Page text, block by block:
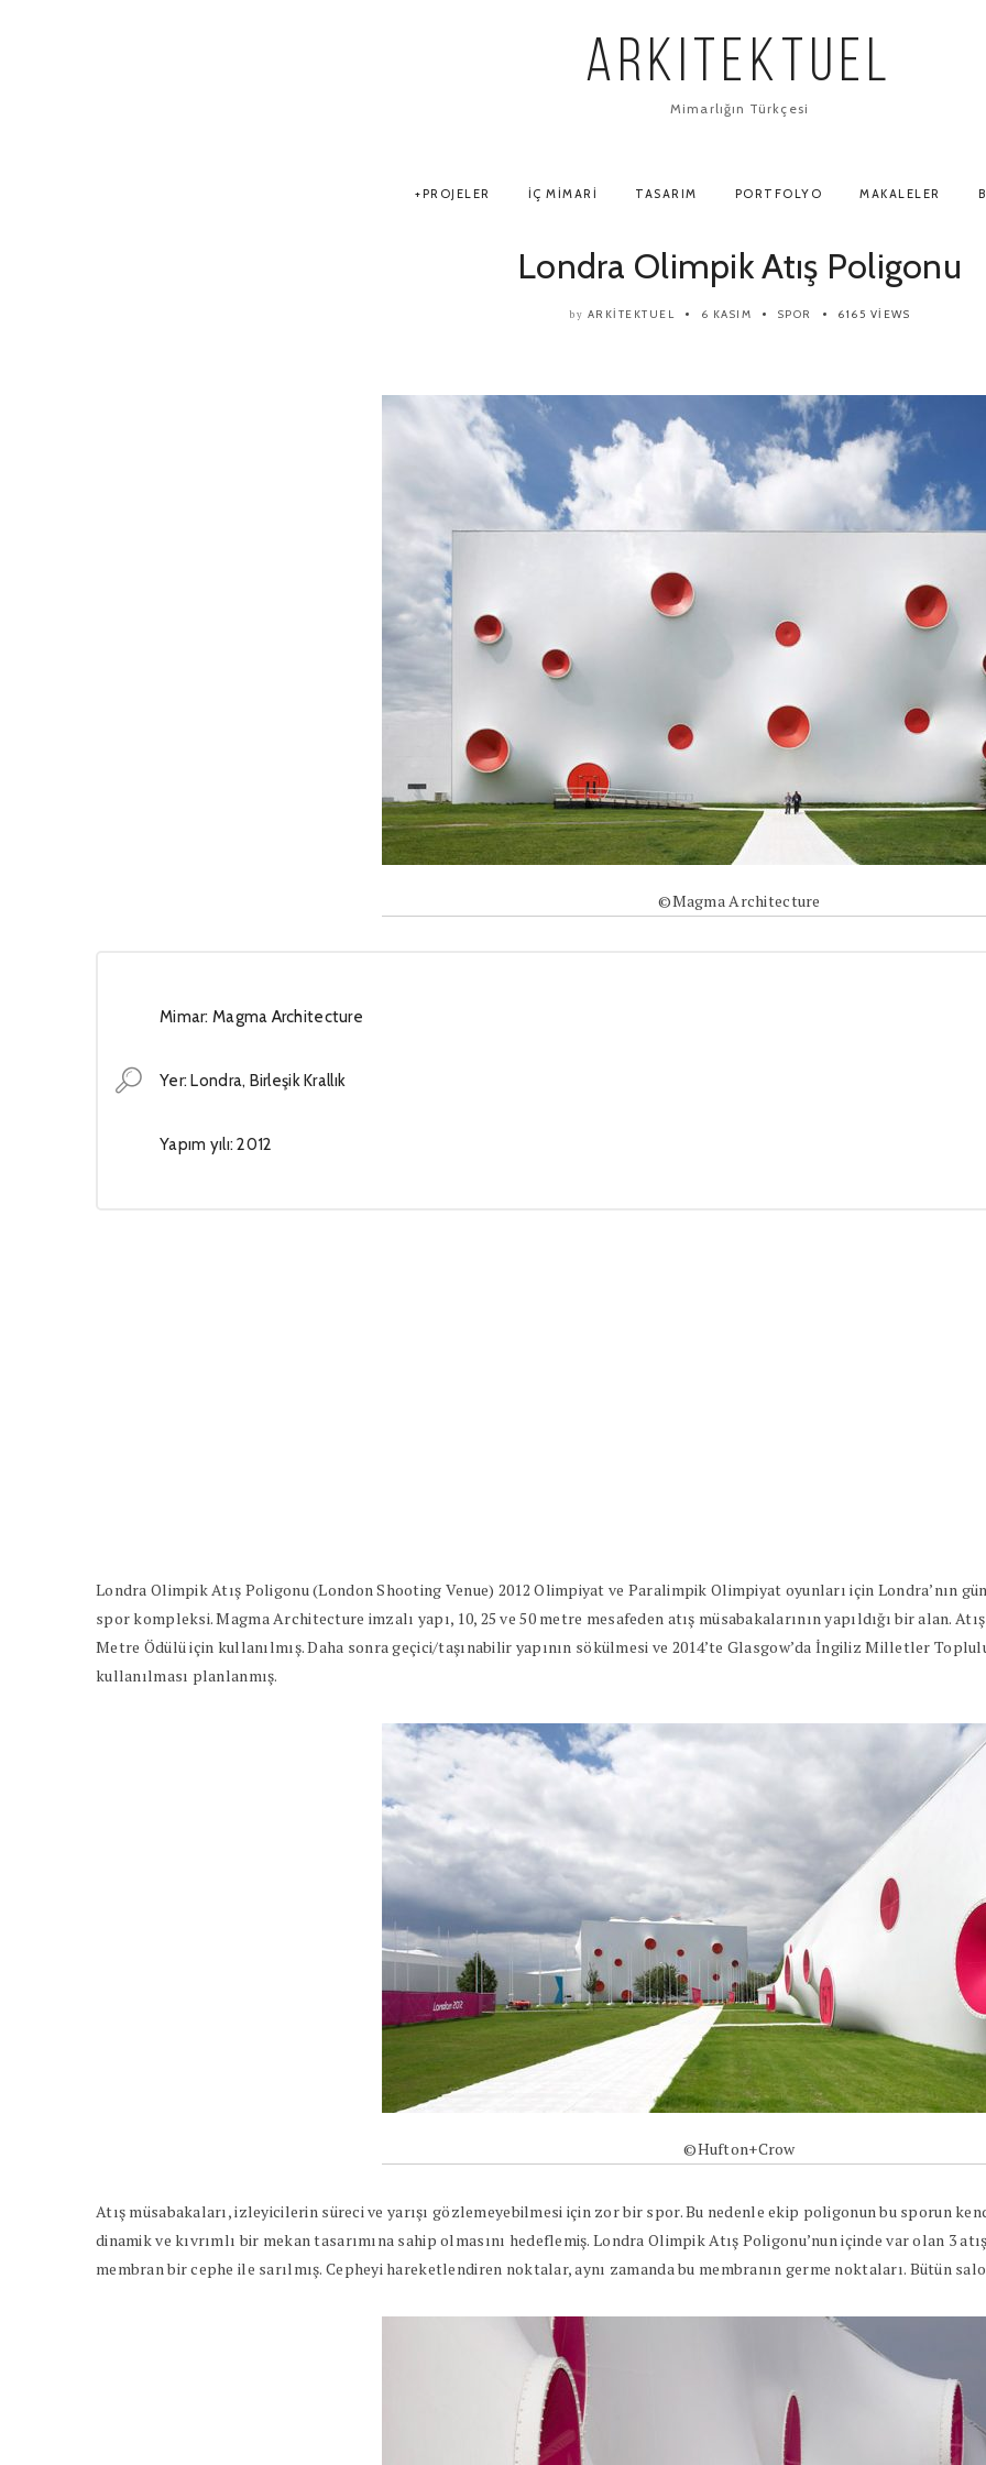
ARKITEKTUEL
Mimarlığın Türkçesi
PROJELER İÇ MIMARI TASARIM PORTFOLYO MAKALELER
Londra Olimpik Atış Poligonu
by ARKITEKTUEL 6 KASIM SPOR 6165 VIEWS
©Magma Architecture
Mimar: Magma Architecture
Yer: Londra, Birleşik Krallık
Yapım yılı: 2012
Londra Olimpik Atış Poligonu (London Shooting Venue) 2012 Olimpiyat ve Paralimpik Olimpiyat oyunları için Londra’nın
spor kompleksi. Magma Architecture imzalı yapı, 10, 25 ve 50 metre mesafeden atış müsabakalarının yapıldığı bir alan.
Metre Ödülü için kullanılmış. Daha sonra geçici/taşınabilir yapının sökülmesi ve 2014’te Glasgow’da İngiliz Milletler
kullanılması planlanmış.
©Hufton+Crow
Atış müsabakaları, izleyicilerin süreci ve yarışı gözlemeyebilmesi için zor bir spor. Bu nedenle ekip poligonun bu sporun
dinamik ve kıvrımlı bir mekan tasarımına sahip olmasını hedeflemiş. Londra Olimpik Atış Poligonu’nun içinde var olan 3
membran bir cephe ile sarılmış. Cepheyi hareketlendiren noktalar, aynı zamanda bu membranın germe noktaları. Bütün